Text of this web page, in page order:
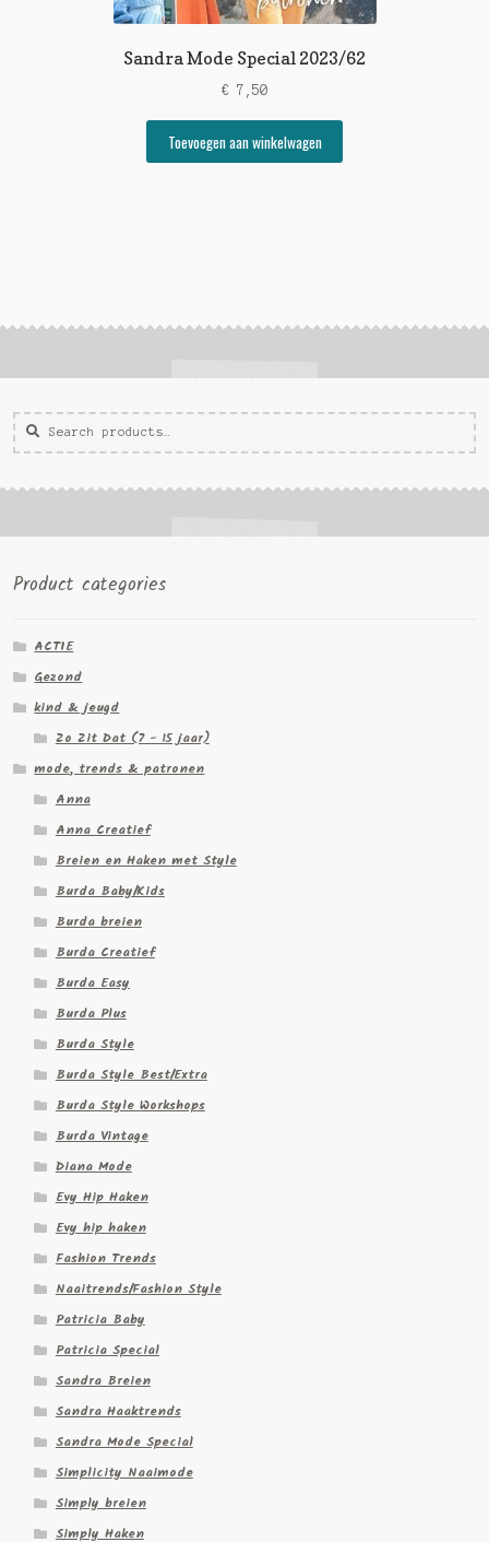
Sandra Mode Special 2023/62
€ 7,50
Toevoegen aan winkelwagen
Zoeken
voor:
Zoek
Product categories
ACTIE
Gezond
kind & jeugd
Zo Zit Dat (7 - 15 jaar)
mode, trends & patronen
Anna
Anna Creatief
Breien en Haken met Style
Burda Baby/Kids
Burda breien
Burda Creatief
Burda Easy
Burda Plus
Burda Style
Burda Style Best/Extra
Burda Style Workshops
Burda Vintage
Diana Mode
Evy Hip Haken
Evy hip haken
Fashion Trends
Naaitrends/Fashion Style
Patricia Baby
Patricia Special
Sandra Breien
Sandra Haaktrends
Sandra Mode Special
Simplicity Naaimode
Simply breien
Simply Haken